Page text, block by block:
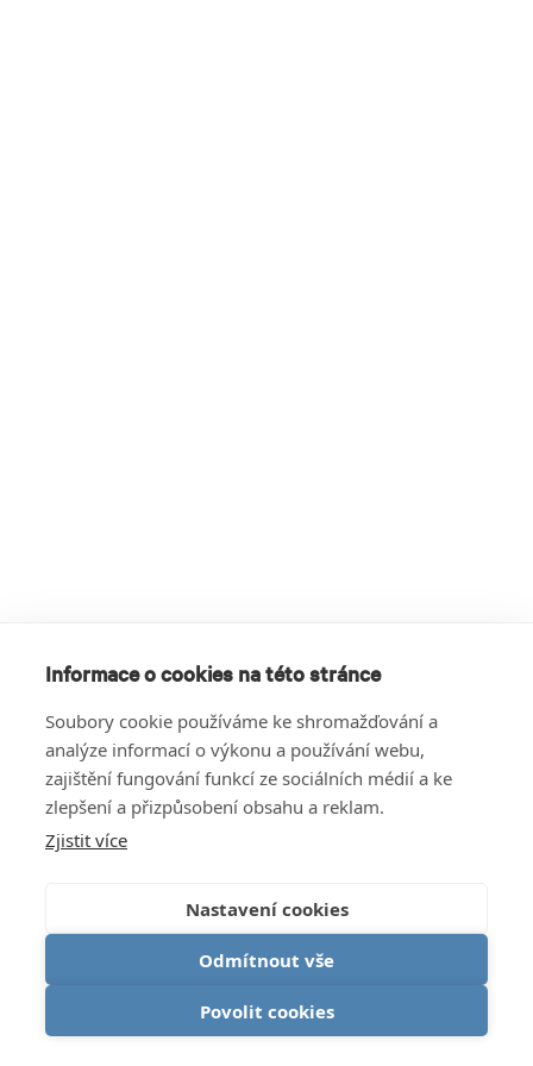
Informace o cookies na této stránce
Soubory cookie používáme ke shromažďování a
analýze informací o výkonu a používání webu,
zajištění fungování funkcí ze sociálních médií a ke
zlepšení a přizpůsobení obsahu a reklam.
Zjistit více
Nastavení cookies
Odmítnout vše
Povolit cookies